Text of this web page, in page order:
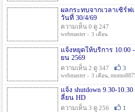
ผลกระทบจากเวลาเซิร์ฟ
วันที่ 30/4/69
ความเห็น 0 ดู 247
webmaster - 3 เดือน
แจ้งหยุดให้บริการ 10:00
ยน 2569
ความเห็น 2 ดู 347
3
webmaster - 3 เดือน,
แจ้ง shutdown 9.30-
ลี่ยน HD
ความเห็น 3 ดู 256
1